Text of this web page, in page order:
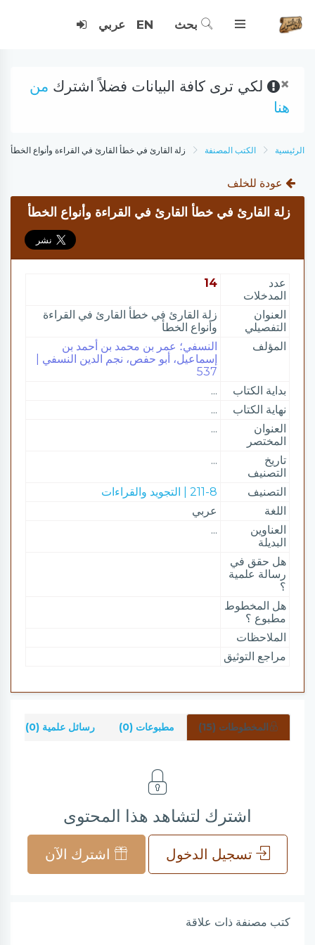
بحث EN عربي
× لكي ترى كافة البيانات فضلاً اشترك من
هنا
الرئيسية الكتب المصنفة زلة القارئ في خطأ القارئ في القراءة وأنواع الخطأ
عودة للخلف
زلة القارئ في خطأ القارئ في القراءة وأنواع الخطأ
عدد
المدخلات
14
العنوان
التفصيلي
زلة القارئ في خطأ القارئ في القراءة
وأنواع الخطأ
المؤلف
النسفي؛ عمر بن محمد بن أحمد بن
إسماعيل، أبو حفص، نجم الدين النسفي |
537
بداية الكتاب
...
نهاية الكتاب
...
العنوان
المختصر
...
تاريخ
التصنيف
...
التصنيف
211-8 | التجويد والقراءات
اللغة
عربي
العناوين
البديلة
...
هل حقق في
رسالة علمية
؟
هل المخطوط
مطبوع ؟
الملاحظات
مراجع التوثيق
المخطوطات (15) مطبوعات (0) رسائل علمية (0)
اشترك لتشاهد هذا المحتوى
تسجيل الدخول اشترك الآن
كتب مصنفة ذات علاقة